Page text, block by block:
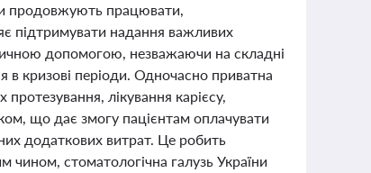
продовжують працювати,
підтримувати надання важливих
допомогою, незважаючи на складні
в кризові періоди. Одночасно приватна
лікування карієсу,
що дає змогу пацієнтам оплачувати
додаткових витрат. Це робить
чином, стоматологічна галузь України